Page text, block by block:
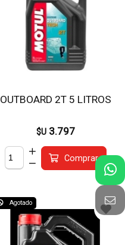
OUTBOARD 2T 5 LITROS
$U 3.797
Comprar
Agotado